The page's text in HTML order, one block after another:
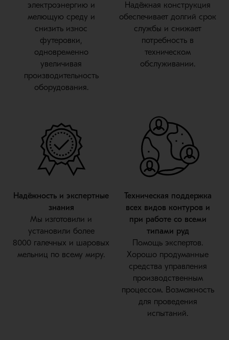
электроэнергию и
мелющую среду и
снизить износ
футеровки,
одновременно
увеличивая
производительность
оборудования.
Надёжная конструкция
обеспечивает долгий срок
службы и снижает
потребность в
техническом
обслуживании.
Надёжность и экспертные
знания
Мы изготовили и
установили более
8000 галечных и шаровых
мельниц по всему миру.
Техническая поддержка
всех видов контуров и
при работе со всеми
типами руд
Помощь экспертов.
Хорошо продуманные
средства управления
производственным
процессом. Возможность
для проведения
испытаний.